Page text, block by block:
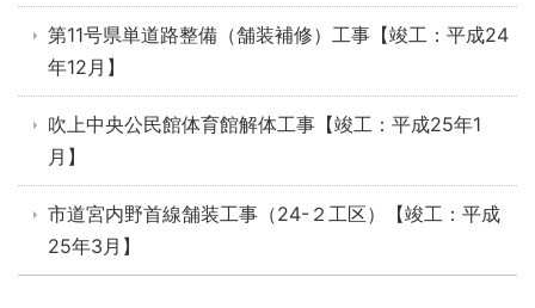
第11号県単道路整備（舗装補修）工事【竣工：平成24
年12月】
吹上中央公民館体育館解体工事【竣工：平成25年1
月】
市道宮内野首線舗装工事（24-２工区）【竣工：平成
25年3月】